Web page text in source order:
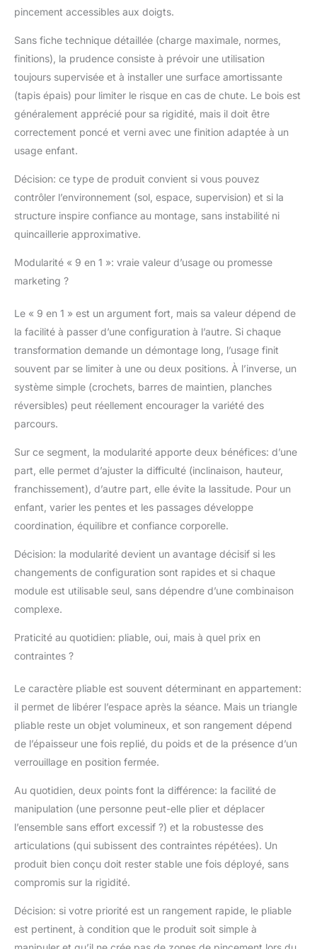
pincement accessibles aux doigts.
Sans fiche technique détaillée (charge maximale, normes,
finitions), la prudence consiste à prévoir une utilisation
toujours supervisée et à installer une surface amortissante
(tapis épais) pour limiter le risque en cas de chute. Le bois est
généralement apprécié pour sa rigidité, mais il doit être
correctement poncé et verni avec une finition adaptée à un
usage enfant.
Décision: ce type de produit convient si vous pouvez
contrôler l’environnement (sol, espace, supervision) et si la
structure inspire confiance au montage, sans instabilité ni
quincaillerie approximative.
Modularité « 9 en 1 »: vraie valeur d’usage ou promesse
marketing ?
Le « 9 en 1 » est un argument fort, mais sa valeur dépend de
la facilité à passer d’une configuration à l’autre. Si chaque
transformation demande un démontage long, l’usage finit
souvent par se limiter à une ou deux positions. À l’inverse, un
système simple (crochets, barres de maintien, planches
réversibles) peut réellement encourager la variété des
parcours.
Sur ce segment, la modularité apporte deux bénéfices: d’une
part, elle permet d’ajuster la difficulté (inclinaison, hauteur,
franchissement), d’autre part, elle évite la lassitude. Pour un
enfant, varier les pentes et les passages développe
coordination, équilibre et confiance corporelle.
Décision: la modularité devient un avantage décisif si les
changements de configuration sont rapides et si chaque
module est utilisable seul, sans dépendre d’une combinaison
complexe.
Praticité au quotidien: pliable, oui, mais à quel prix en
contraintes ?
Le caractère pliable est souvent déterminant en appartement:
il permet de libérer l’espace après la séance. Mais un triangle
pliable reste un objet volumineux, et son rangement dépend
de l’épaisseur une fois replié, du poids et de la présence d’un
verrouillage en position fermée.
Au quotidien, deux points font la différence: la facilité de
manipulation (une personne peut-elle plier et déplacer
l’ensemble sans effort excessif ?) et la robustesse des
articulations (qui subissent des contraintes répétées). Un
produit bien conçu doit rester stable une fois déployé, sans
compromis sur la rigidité.
Décision: si votre priorité est un rangement rapide, le pliable
est pertinent, à condition que le produit soit simple à